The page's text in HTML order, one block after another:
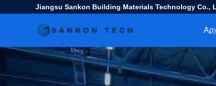
Jiangsu Sankon Building Materials Technology Co.,